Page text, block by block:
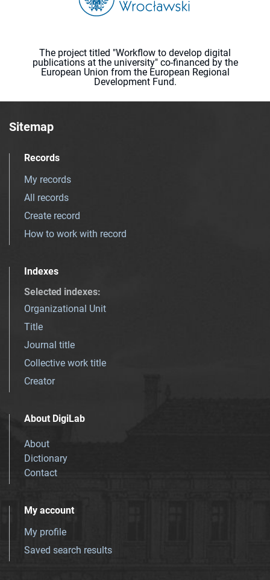
The project titled "Workflow to develop digital
publications at the university" co-financed by the
European Union from the European Regional
Development Fund.
Sitemap
Records
My records
All records
Create record
How to work with record
Indexes
Selected indexes:
Organizational Unit
Title
Journal title
Collective work title
Creator
About DigiLab
About
Dictionary
Contact
My account
My profile
Saved search results